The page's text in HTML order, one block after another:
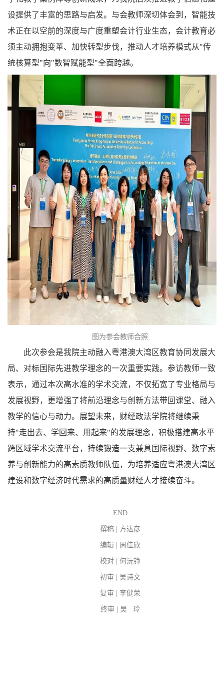
设提供了丰富的思路与启发。与会教师深切体会到，智能技
术正在以空前的深度与广度重塑会计行业生态，会计教育必
须主动拥抱变革、加快转型步伐，推动人才培养模式从"传
统核算型"向"数智赋能型"全面跨越。
图为参会教师合照
此次参会是我院主动融入粤港澳大湾区教育协同发展大
局、对标国际先进教学理念的一次重要实践。参访教师一致
表示，通过本次高水准的学术交流，不仅拓宽了专业格局与
发展视野，更增强了将前沿理念与创新方法带回课堂、融入
教学的信心与动力。展望未来，财经政法学院将继续秉
持"走出去、学回来、用起来"的发展理念，积极搭建高水平
跨区域学术交流平台，持续锻造一支兼具国际视野、数字素
养与创新能力的高素质教师队伍，为培养适应粤港澳大湾区
建设和数字经济时代需求的高质量财经人才接续奋斗。
END
撰稿 | 方达彦
编辑 | 周佳欣
校对 | 何沅铮
初审 | 吴诗文
复审 | 李健荣
终审 | 吴 玲